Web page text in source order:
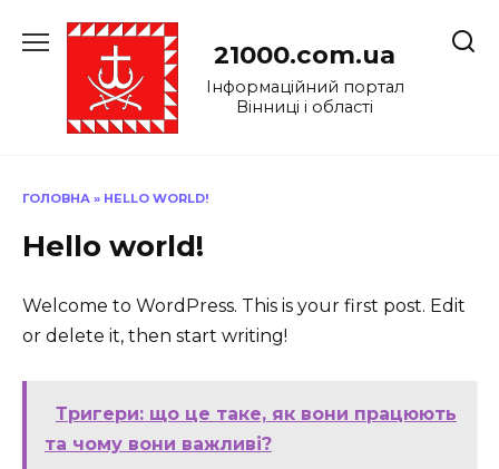
до
21000.com.ua
Інформаційний портал
Вінниці і області
ГОЛОВНА » HELLO WORLD!
Hello world!
Welcome to WordPress. This is your first post. Edit
or delete it, then start writing!
Тригери: що це таке, як вони працюють
та чому вони важливі?